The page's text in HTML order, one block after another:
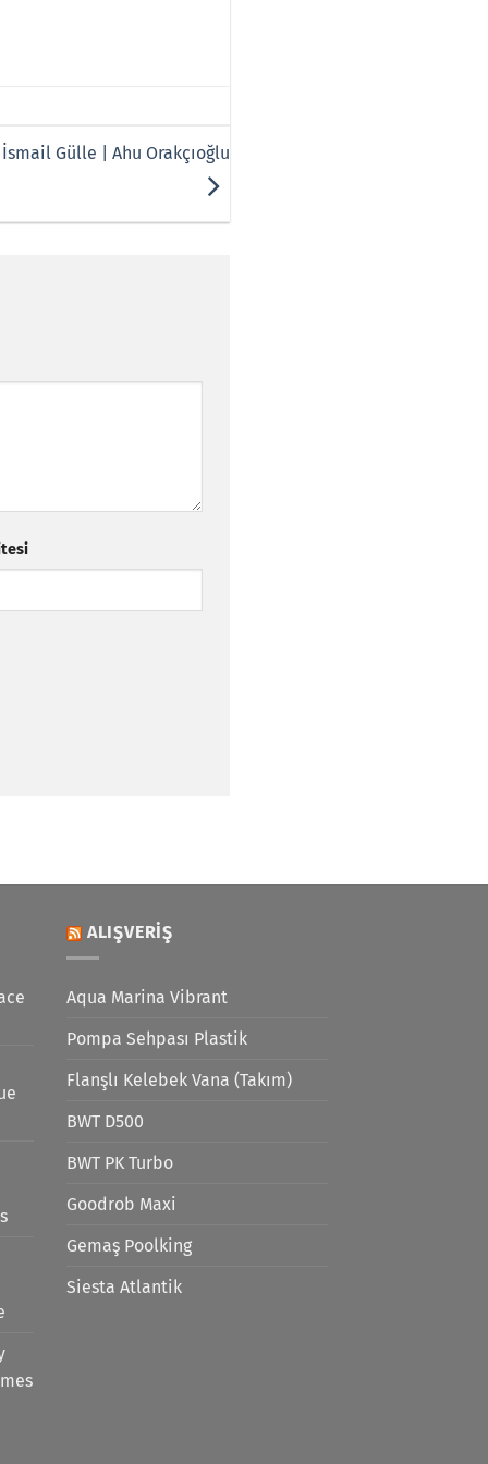
Gülle | Ahu Orakçıoğlu
ALIŞVERIŞ
Aqua Marina Vibrant
Pompa Sehpası Plastik
Flanşlı Kelebek Vana (Takım)
BWT D500
BWT PK Turbo
Goodrob Maxi
Gemaş Poolking
Siesta Atlantik